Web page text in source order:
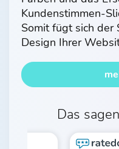
Kundenstimmen-
Somit fügt sich der
Design Ihrer